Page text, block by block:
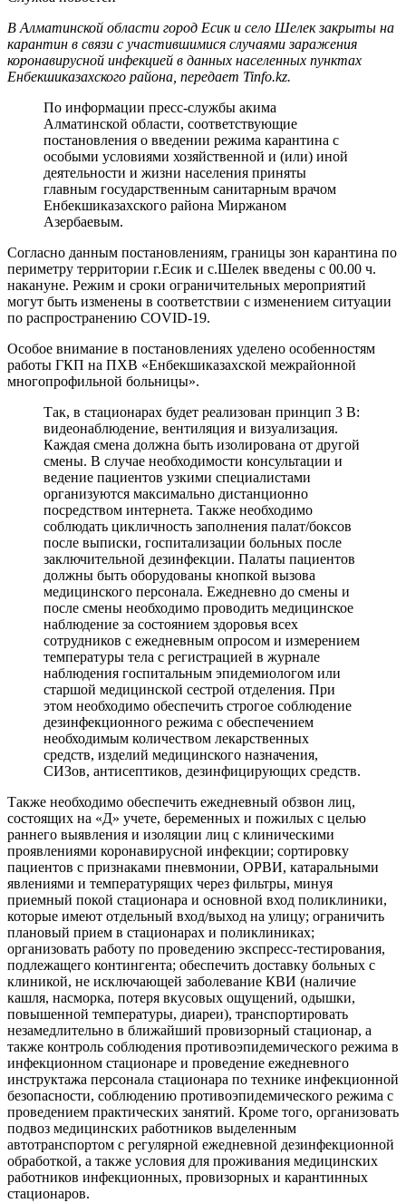
В Алматинской области город Есик и село Шелек закрыты на
карантин в связи с участившимися случаями заражения
коронавирусной инфекцией в данных населенных пунктах
Енбекшиказахского района, передает Tinfo.kz.
По информации пресс-службы акима
Алматинской области, соответствующие
постановления о введении режима карантина с
особыми условиями хозяйственной и (или) иной
деятельности и жизни населения приняты
главным государственным санитарным врачом
Енбекшиказахского района Миржаном
Азербаевым.
Согласно данным постановлениям, границы зон карантина по
периметру территории г.Есик и с.Шелек введены с 00.00 ч.
накануне. Режим и сроки ограничительных мероприятий
могут быть изменены в соответствии с изменением ситуации
по распространению COVID-19.
Особое внимание в постановлениях уделено особенностям
работы ГКП на ПХВ «Енбекшиказахской межрайонной
многопрофильной больницы».
Так, в стационарах будет реализован принцип 3 В:
видеонаблюдение, вентиляция и визуализация.
Каждая смена должна быть изолирована от другой
смены. В случае необходимости консультации и
ведение пациентов узкими специалистами
организуются максимально дистанционно
посредством интернета. Также необходимо
соблюдать цикличность заполнения палат/боксов
после выписки, госпитализации больных после
заключительной дезинфекции. Палаты пациентов
должны быть оборудованы кнопкой вызова
медицинского персонала. Ежедневно до смены и
после смены необходимо проводить медицинское
наблюдение за состоянием здоровья всех
сотрудников с ежедневным опросом и измерением
температуры тела с регистрацией в журнале
наблюдения госпитальным эпидемиологом или
старшой медицинской сестрой отделения. При
этом необходимо обеспечить строгое соблюдение
дезинфекционного режима с обеспечением
необходимым количеством лекарственных
средств, изделий медицинского назначения,
СИЗов, антисептиков, дезинфицирующих средств.
Также необходимо обеспечить ежедневный обзвон лиц,
состоящих на «Д» учете, беременных и пожилых с целью
раннего выявления и изоляции лиц с клиническими
проявлениями коронавирусной инфекции; сортировку
пациентов с признаками пневмонии, ОРВИ, катаральными
явлениями и температурящих через фильтры, минуя
приемный покой стационара и основной вход поликлиники,
которые имеют отдельный вход/выход на улицу; ограничить
плановый прием в стационарах и поликлиниках;
организовать работу по проведению экспресс-тестирования,
подлежащего контингента; обеспечить доставку больных с
клиникой, не исключающей заболевание КВИ (наличие
кашля, насморка, потеря вкусовых ощущений, одышки,
повышенной температуры, диареи), транспортировать
незамедлительно в ближайший провизорный стационар, а
также контроль соблюдения противоэпидемического режима в
инфекционном стационаре и проведение ежедневного
инструктажа персонала стационара по технике инфекционной
безопасности, соблюдению противоэпидемического режима с
проведением практических занятий. Кроме того, организовать
подвоз медицинских работников выделенным
автотранспортом с регулярной ежедневной дезинфекционной
обработкой, а также условия для проживания медицинских
работников инфекционных, провизорных и карантинных
стационаров.